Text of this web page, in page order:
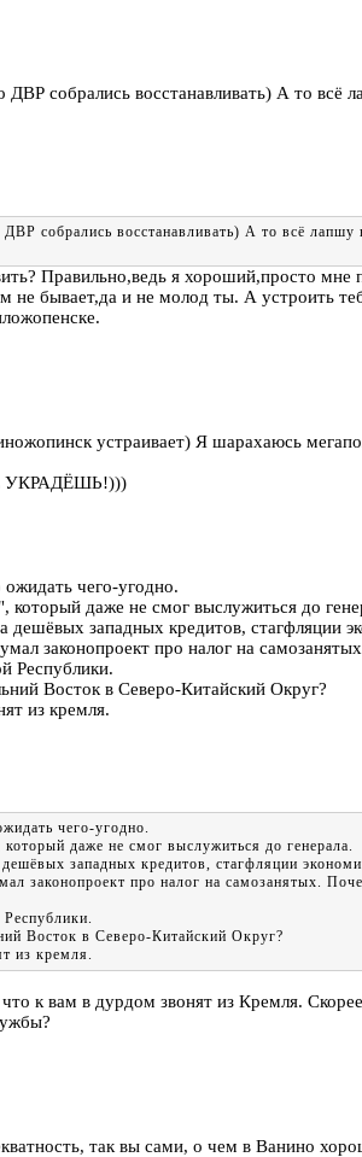
ДВР собрались восстанавливать) А то
собрались восстанавливать) А то всё
Правильно,ведь я хороший,просто
бывает,да и не молод ты. А устроить
устраивает) Я шарахаюсь
УКРАДЁШЬ!)))
чего-угодно.
который даже не смог выслужиться до
дешёвых западных кредитов, стагфляции
законопроект про налог на
Республики.
Восток в Северо-Китайский Округ?
из кремля.
чего-угодно.
даже не смог выслужиться до генерала.
западных кредитов, стагфляции
законопроект про налог на самозанятых.
Восток в Северо-Китайский Округ?
из кремля.
к вам в дурдом звонят из Кремля.
так вы сами, о чем в Ванино